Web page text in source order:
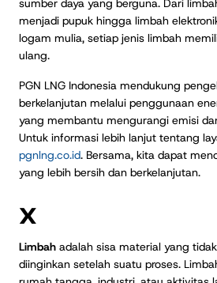
sumber daya yang berguna. Dari
menjadi pupuk hingga limbah
logam mulia, setiap jenis limbah
ulang.
PGN LNG Indonesia mendukung
berkelanjutan melalui penggunaan
yang membantu mengurangi emisi
Untuk informasi lebih lanjut tentang
pgnlng.co.id. Bersama, kita dapat
yang lebih bersih dan berkelanjutan.
x
Limbah adalah sisa material yang
diinginkan setelah suatu proses.